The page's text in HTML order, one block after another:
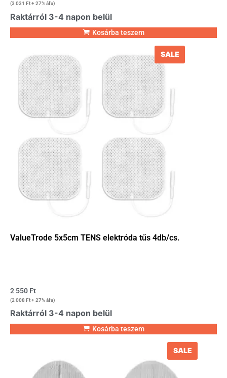
(3 031 Ft+ 27% áfa)
Raktárról 3-4 napon belül
Kosárba teszem
SALE
ValueTrode 5x5cm TENS elektróda tűs 4db/cs.
2 550 Ft
(2 008 Ft+ 27% áfa)
Raktárról 3-4 napon belül
Kosárba teszem
SALE